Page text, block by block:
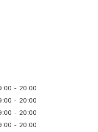
20:00
20:00
20:00
20:00